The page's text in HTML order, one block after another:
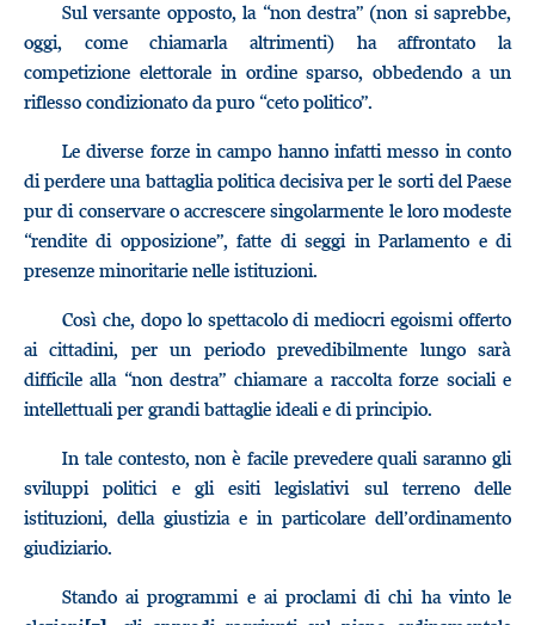
Sul versante opposto, la “non destra” (non si saprebbe,
oggi, come chiamarla altrimenti) ha affrontato la
competizione elettorale in ordine sparso, obbedendo a un
riflesso condizionato da puro “ceto politico”.
Le diverse forze in campo hanno infatti messo in conto
di perdere una battaglia politica decisiva per le sorti del Paese
pur di conservare o accrescere singolarmente le loro modeste
“rendite di opposizione”, fatte di seggi in Parlamento e di
presenze minoritarie nelle istituzioni.
Così che, dopo lo spettacolo di mediocri egoismi offerto
ai cittadini, per un periodo prevedibilmente lungo sarà
difficile alla “non destra” chiamare a raccolta forze sociali e
intellettuali per grandi battaglie ideali e di principio.
In tale contesto, non è facile prevedere quali saranno gli
sviluppi politici e gli esiti legislativi sul terreno delle
istituzioni, della giustizia e in particolare dell’ordinamento
giudiziario.
Stando ai programmi e ai proclami di chi ha vinto le